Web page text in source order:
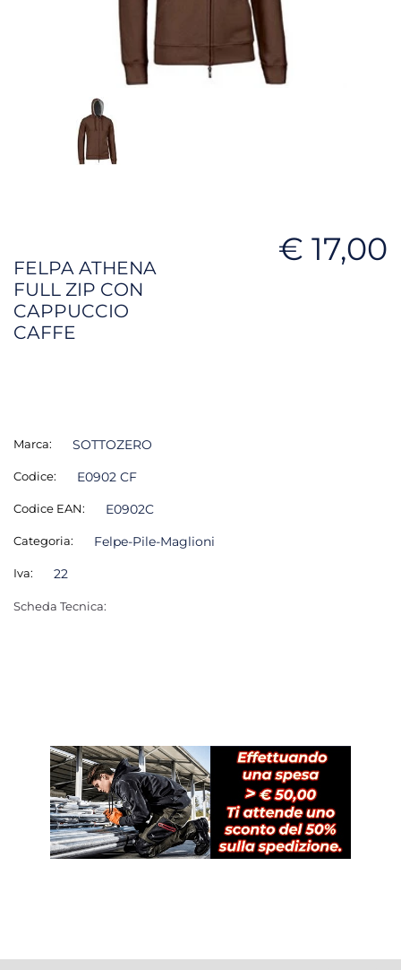
FELPA ATHENA
FULL ZIP CON
CAPPUCCIO
CAFFE
€ 17,00
Marca: SOTTOZERO
Codice: E0902 CF
Codice EAN: E0902C
Categoria: Felpe-Pile-Maglioni
Iva: 22
Scheda Tecnica: